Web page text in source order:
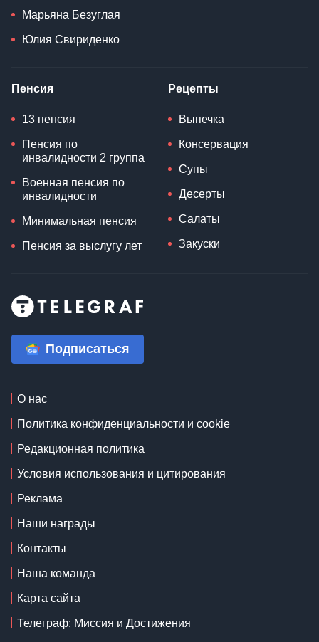
Марьяна Безуглая
Юлия Свириденко
Пенсия
13 пенсия
Пенсия по
инвалидности 2 группа
Военная пенсия по
инвалидности
Минимальная пенсия
Пенсия за выслугу лет
Рецепты
Выпечка
Консервация
Супы
Десерты
Салаты
Закуски
Подписаться
О нас
Политика конфиденциальности и cookie
Редакционная политика
Условия использования и цитирования
Реклама
Наши награды
Контакты
Наша команда
Карта сайта
Телеграф: Миссия и Достижения